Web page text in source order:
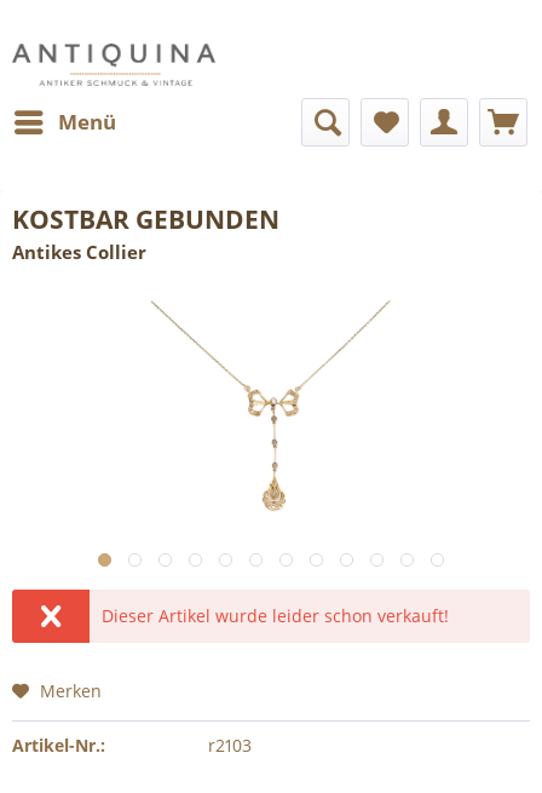
Menü
KOSTBAR GEBUNDEN
Antikes Collier
Dieser Artikel wurde leider schon verkauft!
Merken
Artikel-Nr.: r2103